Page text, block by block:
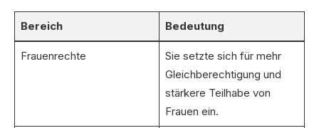
Bereich Bedeutung
Frauenrechte
Sie setzte sich für mehr
Gleichberechtigung und
stärkere Teilhabe von
Frauen ein.